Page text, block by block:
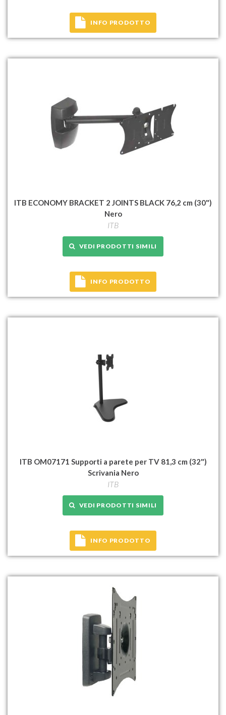
INFO PRODOTTO
ITB ECONOMY BRACKET 2 JOINTS BLACK 76,2 cm (30")
Nero
ITB
VEDI PRODOTTI SIMILI
INFO PRODOTTO
ITB OM07171 Supporti a parete per TV 81,3 cm (32")
Scrivania Nero
ITB
VEDI PRODOTTI SIMILI
INFO PRODOTTO